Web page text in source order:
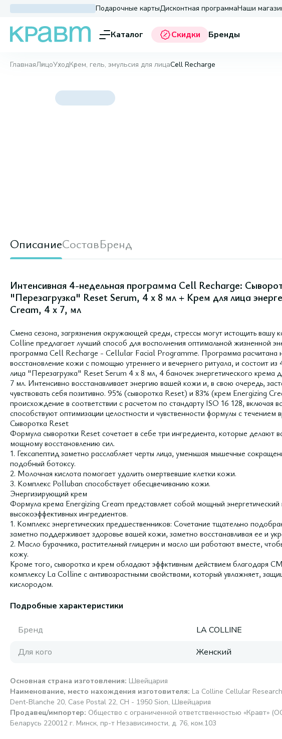
Подарочные картыДисконтная программаНаши
Каталог Скидки Бренды
ГлавнаяЛицоУходКрем, гель, эмульсия для лицаCell Recharge
ОписаниеСоставБренд
Интенсивная 4-недельная программа Cell Recharge:
"Перезагрузка" Reset Serum, 4 х 8 мл + Крем для лица
Cream, 4 х 7, мл
Смена сезона, загрязнения окружающей среды, стрессы могут истощить вашу
Colline предлагает лучший способ для восполнения оптимальной жизненной
программа Cell Recharge - Cellular Facial Programme. Программа расчитана
восстановление кожи с помощью утреннего и вечернего ритуала, и состоит из
лица "Перезагрузка" Reset Serum 4 х 8 мл, 4 баночек энергетического крема
7 мл. Интенсивно восстанавливает энергию вашей кожи и, в свою очередь,
чувствовать себя позитивно. 95% (сыворотка Reset) и 83% (крем Energizing
происхождение в соответствии с расчетом по стандарту ISO 16 128, включая
способствуют оптимизации целостности и чувственности формулы с течением
Сыворотка Reset
Формула сыворотки Reset сочетает в себе три ингредиента, которые делают
мощному восстановлению сил.
1. Гексапептид заметно расслабляет черты лица, уменьшая мышечные
подобный ботоксу.
2. Молочная кислота помогает удалить омертвевшие клетки кожи.
3. Комплекс Polluban способствует обесцвечиванию кожи.
Энергизирующий крем
Формула крема Energizing Cream представляет собой мощный
высокоэффективных ингредиентов.
1. Комплекс энергетических предшественников: Сочетание тщательно
заметно поддерживает здоровье вашей кожи, заметно восстанавливая ее и
2. Масло бурачника, растительный глицерин и масло ши работают вместе,
кожу.
Кроме того, сыворотка и крем обладают эффктивным действием благодаря
комплексу La Colline с антивозрастными свойствами, который увлажняет,
кислородом.
Подробные характеристики
Бренд
LA COLLINE
Для кого
Женский
Основная страна изготовления: Швейцария
Наименование, место нахождения изготовителя: La Colline Cellular
Dent-Blanche 20, Case Postal 22, CH - 1950 Sion, Швейцария
Продавец/импортер: Общество с ограниченной ответственностью «Кравт»
Беларусь 220012 г. Минск, пр-т Независимости, д. 76, ком.103